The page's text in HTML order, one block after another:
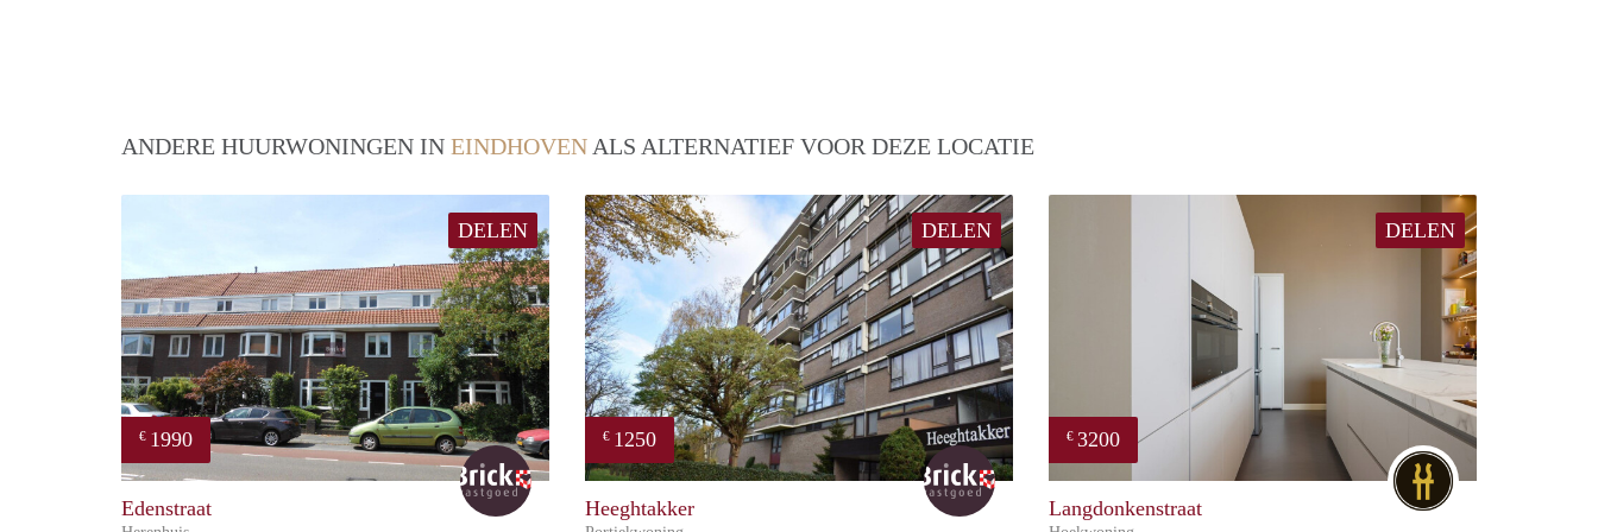
ANDERE HUURWONINGEN IN EINDHOVEN ALS ALTERNATIEF VOOR DEZE LOCATIE
DELEN
€ 1990
Brick
Edenstraat
DELEN
€ 1250
Brick
Heeghtakker
DELEN
€ 3200
Langdonkenstraat